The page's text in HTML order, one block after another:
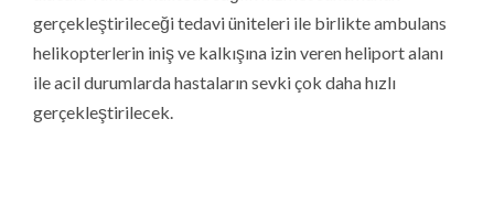
Samsun 900 Yataklı Şehir Hastanesi (Devlet
Hastanesi) (Arsa Alanı 191.348 m2– Kapalı Alan
305.000 m2) Yapım işi